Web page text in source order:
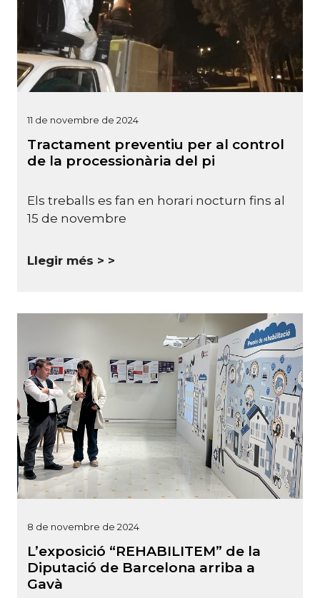
11 de novembre de 2024
Tractament preventiu per al control
de la processionària del pi
Els treballs es fan en horari nocturn fins al
15 de novembre
Llegir més >
8 de novembre de 2024
L’exposició “REHABILITEM” de la
Diputació de Barcelona arriba a
Gavà